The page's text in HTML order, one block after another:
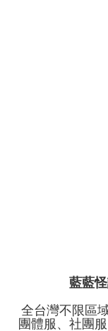
藍藍
全台灣不限區
團體服、社團